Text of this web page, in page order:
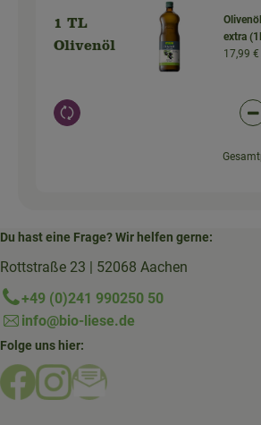
1 TL
Olivenöl
Auswahl ändern
extra
17,99
Du hast eine Frage? Wir helfen gerne:
Rottstraße 23 | 52068 Aachen
+49 (0)241 990250 50
info@bio-liese.de
Folge uns hier:
Externer Link zu https://
Externer Link zu https://
Externer Link zu